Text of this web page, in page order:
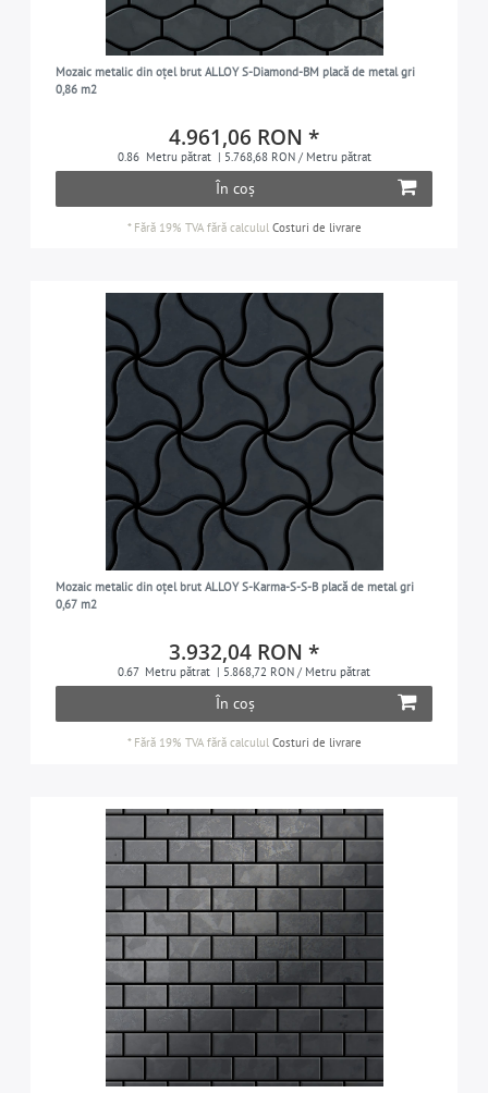
Mozaic metalic din oțel brut ALLOY S-Diamond-BM placă de metal gri
0,86 m2
4.961,06 RON *
0.86 Metru pătrat | 5.768,68 RON / Metru pătrat
În coș
* Fără 19% TVAfără calculul Costuri de livrare
Mozaic metalic din oțel brut ALLOY S-Karma-S-S-B placă de metal gri
0,67 m2
3.932,04 RON *
0.67 Metru pătrat | 5.868,72 RON / Metru pătrat
În coș
* Fără 19% TVAfără calculul Costuri de livrare